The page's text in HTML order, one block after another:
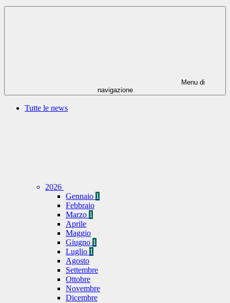
Menu di
navigazione
Tutte le news
2026
Gennaio 1
Febbraio
Marzo 1
Aprile
Maggio
Giugno 1
Luglio 1
Agosto
Settembre
Ottobre
Novembre
Dicembre